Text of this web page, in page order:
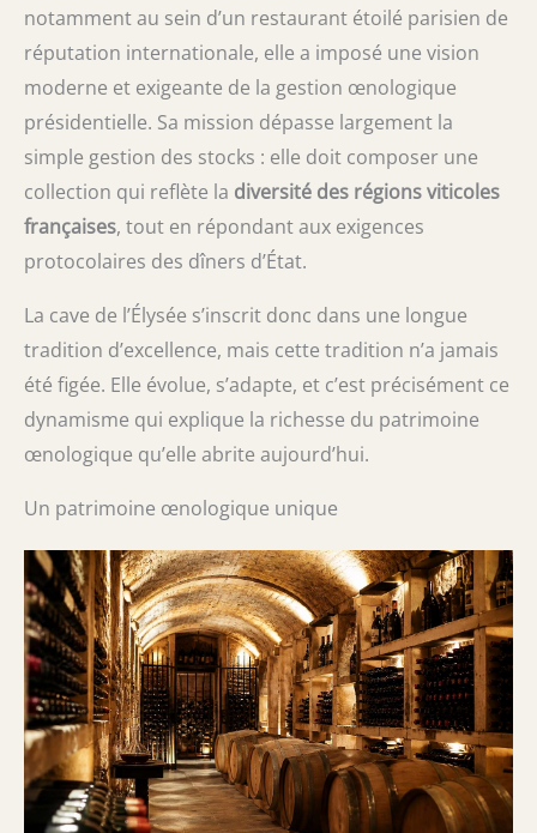
notamment au sein d’un restaurant étoilé parisien de
réputation internationale, elle a imposé une vision
moderne et exigeante de la gestion œnologique
présidentielle. Sa mission dépasse largement la
simple gestion des stocks : elle doit composer une
collection qui reflète la diversité des régions viticoles
françaises, tout en répondant aux exigences
protocolaires des dîners d’État.
La cave de l’Élysée s’inscrit donc dans une longue
tradition d’excellence, mais cette tradition n’a jamais
été figée. Elle évolue, s’adapte, et c’est précisément ce
dynamisme qui explique la richesse du patrimoine
œnologique qu’elle abrite aujourd’hui.
Un patrimoine œnologique unique